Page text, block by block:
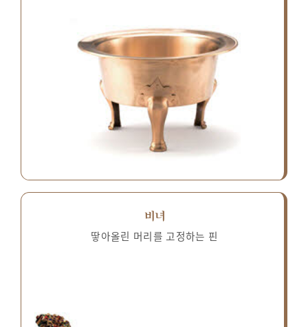
비녀
땋아올린 머리를 고정하는 핀